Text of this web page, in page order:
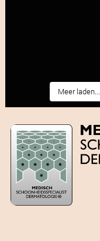
Meer laden...